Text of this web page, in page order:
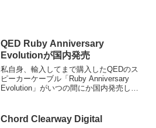
QED Ruby Anniversary
Evolutionが国内発売
私自身、輸入してまで購入したQEDのス
ピーカーケーブル「Ruby Anniversary
Evolution」がいつの間にか国内発売して
を読んでいただくことにして、...
Chord Clearway Digital